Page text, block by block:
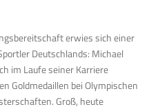
erwies sich einer
Deutschlands: Michael
im Laufe seiner Karriere
Goldmedaillen bei Olympischen
Groß, heute